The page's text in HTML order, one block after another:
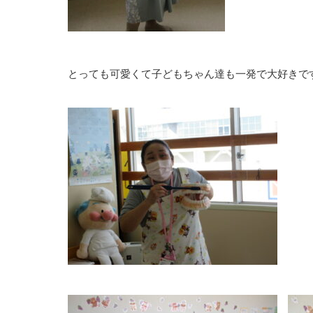
とっても可愛くて子どもちゃん達も一発で大好きで